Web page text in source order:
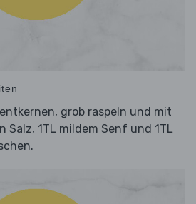
grob raspeln und mit
Salz, 1TL mildem Senf und 1TL